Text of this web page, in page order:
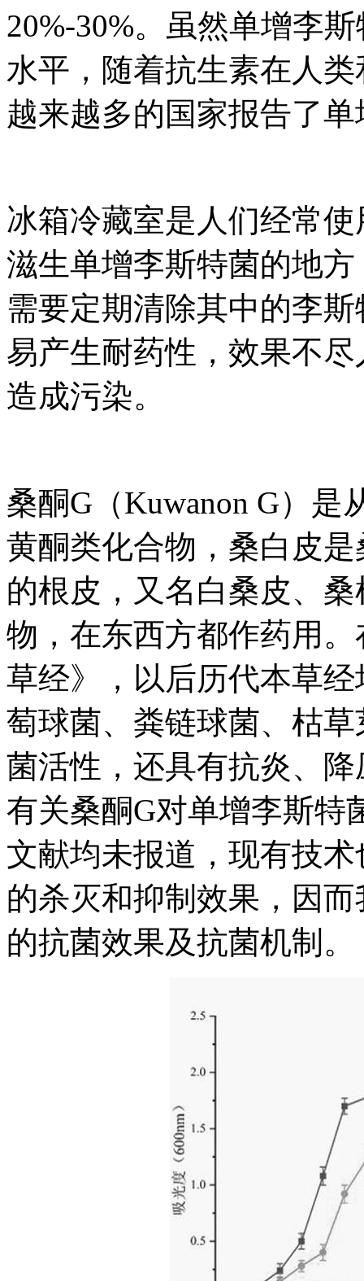
20%-30%。虽然单增李
水平，随着抗生素在人
越来越多的国家报告了
冰箱冷藏室是人们经常
滋生单增李斯特菌的地
需要定期清除其中的李
易产生耐药性，效果不
造成污染。
桑酮G（Kuwanon G）
黄酮类化合物，桑白皮
的根皮，又名白桑皮、
物，在东西方都作药用
草经》，以后历代本草
萄球菌、粪链球菌、枯
菌活性，还具有抗炎、
有关桑酮G对单增李斯特
文献均未报道，现有技
的杀灭和抑制效果，因
的抗菌效果及抗菌机制。